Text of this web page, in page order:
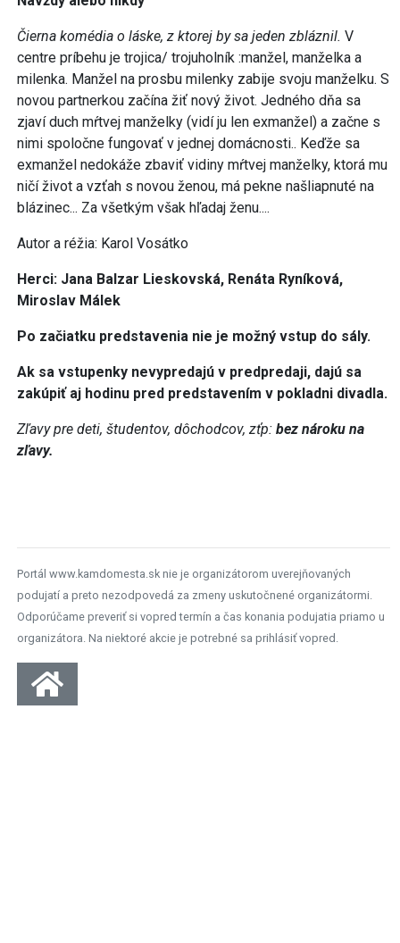
Čierna komédia o láske, z ktorej by sa jeden zbláznil. V
centre príbehu je trojica/ trojuholník :manžel, manželka a
milenka. Manžel na prosbu milenky zabije svoju manželku. S
novou partnerkou začína žiť nový život. Jedného dňa sa
zjaví duch mŕtvej manželky (vidí ju len exmanžel) a začne s
nimi spoločne fungovať v jednej domácnosti.. Keďže sa
exmanžel nedokáže zbaviť vidiny mŕtvej manželky, ktorá mu
ničí život a vzťah s novou ženou, má pekne našliapnuté na
blázinec... Za všetkým však hľadaj ženu....
Autor a réžia: Karol Vosátko
Herci: Jana Balzar Lieskovská, Renáta Ryníková,
Miroslav Málek
Po začiatku predstavenia nie je možný vstup do sály.
Ak sa vstupenky nevypredajú v predpredaji, dajú sa
zakúpiť aj hodinu pred predstavením v pokladni divadla.
Zľavy pre deti, študentov, dôchodcov, zťp: bez nároku na
zľavy.
Portál www.kamdomesta.sk nie je organizátorom uverejňovaných
podujatí a preto nezodpovedá za zmeny uskutočnené organizátormi.
Odporúčame preveriť si vopred termín a čas konania podujatia priamo u
organizátora. Na niektoré akcie je potrebné sa prihlásiť vopred.